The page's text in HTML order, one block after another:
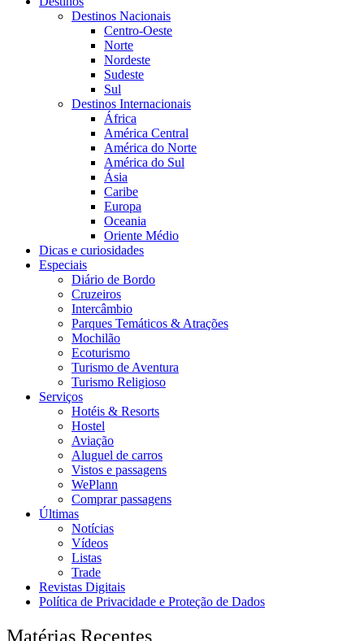
Destinos Nacionais
Centro-Oeste
Norte
Nordeste
Sudeste
Sul
Destinos Internacionais
África
América Central
América do Norte
América do Sul
Ásia
Caribe
Europa
Oceania
Oriente Médio
Dicas e curiosidades
Especiais
Diário de Bordo
Cruzeiros
Intercâmbio
Parques Temáticos & Atrações
Mochilão
Ecoturismo
Turismo de Aventura
Turismo Religioso
Serviços
Hotéis & Resorts
Hostel
Aviação
Aluguel de carros
Vistos e passagens
WePlann
Comprar passagens
Últimas
Notícias
Vídeos
Listas
Trade
Revistas Digitais
Política de Privacidade e Proteção de Dados
Matérias Recentes